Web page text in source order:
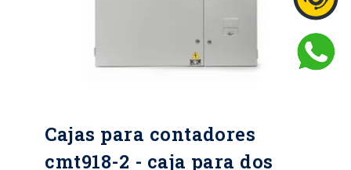
Cajas para contadores
cmt918-2 - caja para dos